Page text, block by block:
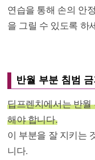
연습을 통해 손의 안
을 그릴 수 있도록 하
반월 부분 침범 금
딥프렌치에서는 반월
해야 합니다.
이 부분을 잘 지키는
니다.